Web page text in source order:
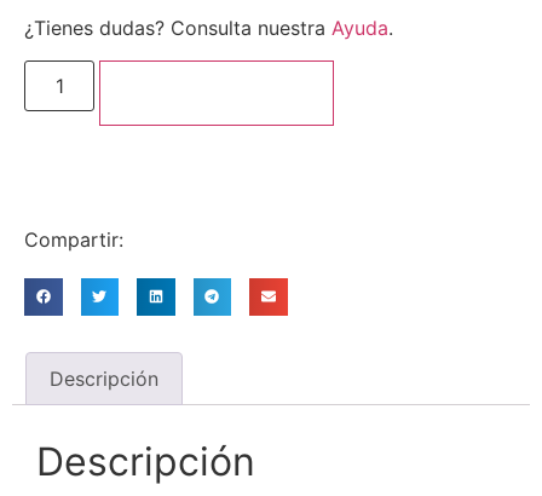
¿Tienes dudas? Consulta nuestra Ayuda.
Compartir:
Descripción
Descripción